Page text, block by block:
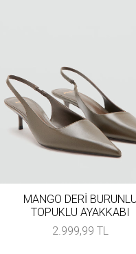
MANGO DERİ
TOPUKLU AYAKKABI
2.999,99 TL